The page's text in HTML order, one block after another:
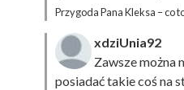
Przygoda Pana Kleksa – co
xdziUnia92
Zawsze można
posiadać takie coś na